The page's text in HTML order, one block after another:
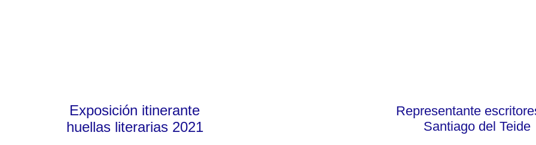
Exposición itinerante
huellas literarias 2021
Representante
Santiago del Teide